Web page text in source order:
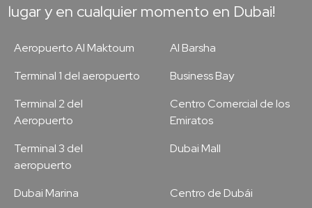
lugar y en cualquier momento en Dubai!
Aeropuerto Al Maktoum
Terminal 1 del aeropuerto
Terminal 2 del
Aeropuerto
Terminal 3 del
aeropuerto
Al Barsha
Business Bay
Centro Comercial de los
Emiratos
Dubai Mall
Dubai Marina
Centro de Dubái